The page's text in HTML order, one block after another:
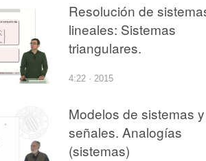
Resolución de
lineales: Sistemas
triangulares.
4:22 · 2015
Modelos de sistemas y
señales. Analogías
(sistemas)